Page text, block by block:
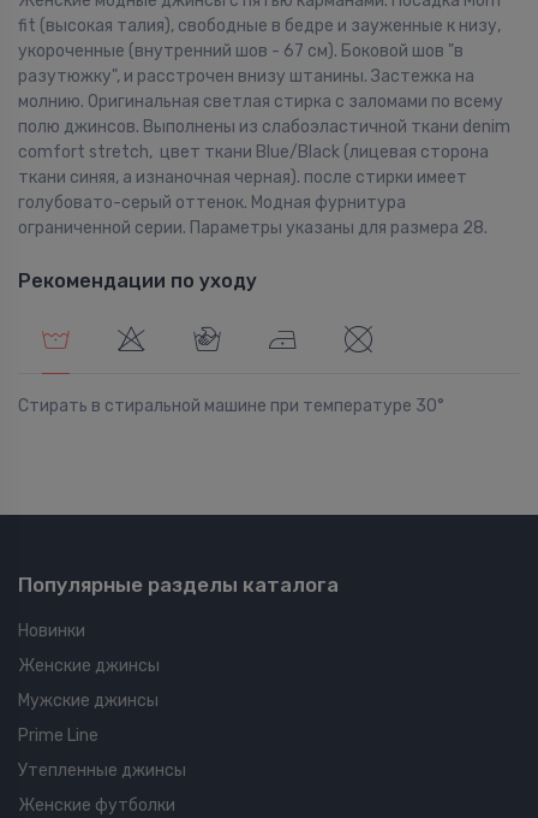
fit (высокая талия), свободные в бедре и зауженные к низу,
укороченные (внутренний шов - 67 см). Боковой шов "в
разутюжку", и расстрочен внизу штанины. Застежка на
молнию. Оригинальная светлая стирка с заломами по всему
полю джинсов. Выполнены из слабоэластичной ткани denim
comfort stretch, цвет ткани Blue/Black (лицевая сторона
ткани синяя, а изнаночная черная). после стирки имеет
голубовато-серый оттенок. Модная фурнитура
ограниченной серии. Параметры указаны для размера 28.
Рекомендации по уходу
Стирать в стиральной машине при температуре 30°
Популярные разделы каталога
Новинки
Женские джинсы
Мужские джинсы
Prime Line
Утепленные джинсы
Женские футболки